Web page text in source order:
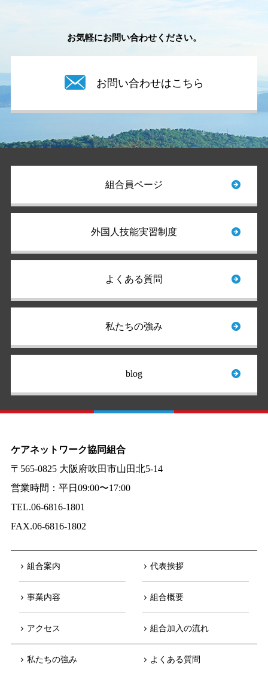
お気軽にお問い合わせください。
お問い合わせはこちら
組合員ページ
外国人技能実習制度
よくある質問
私たちの強み
blog
ケアネットワーク協同組合
〒565-0825 大阪府吹田市山田北5-14
営業時間：平日09:00〜17:00
TEL.06-6816-1801
FAX.06-6816-1802
組合案内 代表挨拶
事業内容 組合概要
アクセス 組合加入の流れ
私たちの強み よくある質問